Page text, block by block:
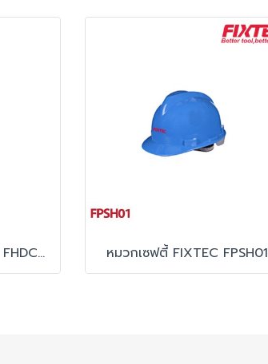
คีมปากฉียังหุ้มฉนวน 7" FHDCP207 หมวกเซฟตี้ FIXTEC FPSH01